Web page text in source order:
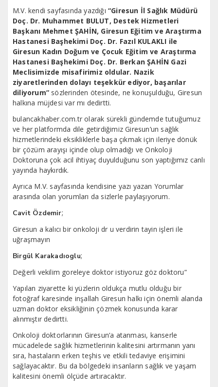
M.V. kendi sayfasında yazdığı “Giresun İl Sağlık Müdürü
Doç. Dr. Muhammet BULUT, Destek Hizmetleri
Başkanı Mehmet ŞAHİN, Giresun Eğitim ve Araştırma
Hastanesi Başhekimi Doç. Dr. Fazıl KULAKLI ile
Giresun Kadın Doğum ve Çocuk Eğitim ve Araştırma
Hastanesi Başhekimi Doç. Dr. Berkan ŞAHİN Gazi
Meclisimizde misafirimiz oldular. Nazik
ziyaretlerinden dolayı teşekkür ediyor, başarılar
diliyorum” sözlerinden ötesinde, ne konuşulduğu, Giresun
halkına müjdesi var mı dedirtti.
bulancakhaber.com.tr olarak sürekli gündemde tutuğumuz
ve her platformda dile getirdiğimiz Giresun’un sağlık
hizmetlerindeki eksikliklerle başa çıkmak için ileriye dönük
bir çözüm arayışı içinde olup olmadığı ve Onkoloji
Doktoruna çok acil ihtiyaç duyulduğunu son yaptığımız canlı
yayında haykırdık.
Ayrıca M.V. sayfasında kendisine yazı yazan Yorumlar
arasında olan yorumları da sizlerle paylaşıyorum.
Cavit Özdemir;
Giresun a kalıcı bir onkoloji dr u verdirin tayin işleri ile
uğraşmayın
Birgül Karakadıoglu;
Değerli vekilim goreleye doktor istiyoruz göz doktoru”
Yapılan ziyarette ki yüzlerin oldukça mutlu olduğu bir
fotoğraf karesinde inşallah Giresun halkı için önemli alanda
uzman doktor eksikliğinin çözmek konusunda karar
alınmıştır dedirtti.
Onkoloji doktorlarının Giresun’a atanması, kanserle
mücadelede sağlık hizmetlerinin kalitesini artırmanın yanı
sıra, hastaların erken teşhis ve etkili tedaviye erişimini
sağlayacaktır. Bu da bölgedeki insanların sağlık ve yaşam
kalitesini önemli ölçüde artıracaktır.